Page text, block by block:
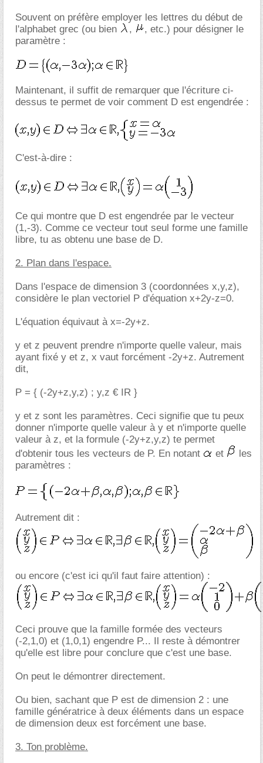
Souvent on préfère employer les lettres du début de
l'alphabet grec (ou bien
,
, etc.) pour désigner le
paramètre :
Maintenant, il suffit de remarquer que l'écriture ci-
dessus te permet de voir comment D est engendrée :
C'est-à-dire :
Ce qui montre que D est engendrée par le vecteur
(1,-3). Comme ce vecteur tout seul forme une famille
libre, tu as obtenu une base de D.
2. Plan dans l'espace.
Dans l'espace de dimension 3 (coordonnées x,y,z),
considère le plan vectoriel P d'équation x+2y-z=0.
L'équation équivaut à x=-2y+z.
y et z peuvent prendre n'importe quelle valeur, mais
ayant fixé y et z, x vaut forcément -2y+z. Autrement
dit,
P = { (-2y+z,y,z) ; y,z € IR }
y et z sont les paramètres. Ceci signifie que tu peux
donner n'importe quelle valeur à y et n'importe quelle
valeur à z, et la formule (-2y+z,y,z) te permet
d'obtenir tous les vecteurs de P. En notant
et
les
paramètres :
Autrement dit :
ou encore (c'est ici qu'il faut faire attention) :
Ceci prouve que la famille formée des vecteurs
(-2,1,0) et (1,0,1) engendre P... Il reste à démontrer
qu'elle est libre pour conclure que c'est une base.
On peut le démontrer directement.
Ou bien, sachant que P est de dimension 2 : une
famille génératrice à deux éléments dans un espace
de dimension deux est forcément une base.
3. Ton problème.